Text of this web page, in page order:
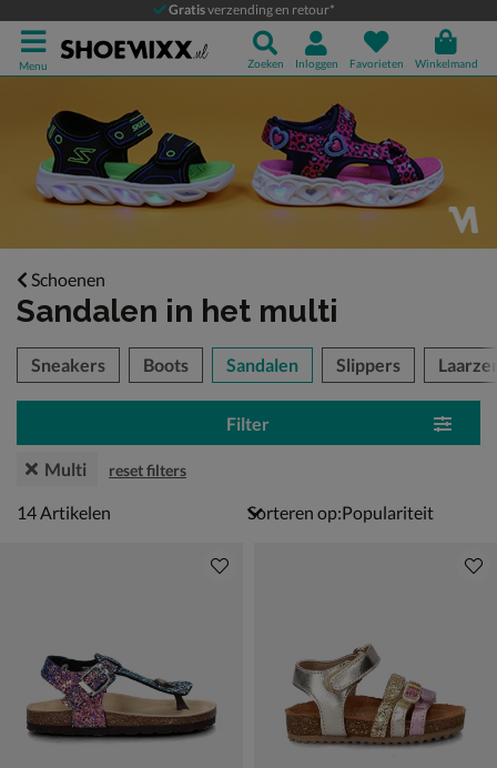
Gratisverzending en retour*
Menu Zoeken Inloggen Favorieten Winkelmand
Schoenen
Sandalen in het multi
over
Sneakers Boots Sandalen Slippers
Filter
Multi reset filters
14 artikelen
14 Artikelen Sorteren op: